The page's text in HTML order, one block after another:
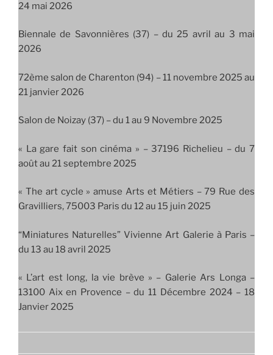
24 mai 2026
Biennale de Savonnières (37) – du 25 avril au 3 mai
2026
72ème salon de Charenton (94) – 11 novembre 2025 au
21 janvier 2026
Salon de Noizay (37) – du 1 au 9 Novembre 2025
« La gare fait son cinéma » – 37196 Richelieu – du 7
août au 21 septembre 2025
« The art cycle » amuse Arts et Métiers – 79 Rue des
Gravilliers, 75003 Paris du 12 au 15 juin 2025
“Miniatures Naturelles” Vivienne Art Galerie à Paris –
du 13 au 18 avril 2025
« L’art est long, la vie brève » – Galerie Ars Longa –
13100 Aix en Provence – du 11 Décembre 2024 – 18
Janvier 2025